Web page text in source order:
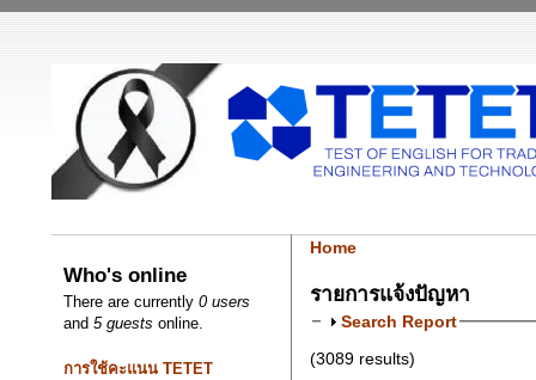
Who's online
There are currently0 users
and5 guests online.
การใช้คะแนน TETET
Home
รายการแจ้งปัญหา
Search Report
(3089 results)